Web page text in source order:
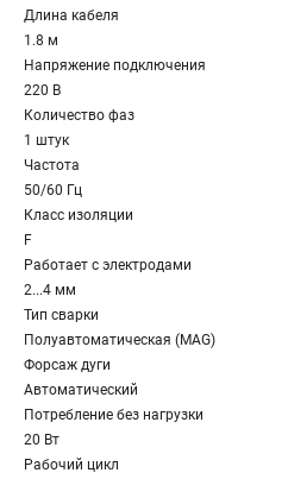
Длина кабеля
1.8 м
Напряжение подключения
220 В
Количество фаз
1 штук
Частота
50/60 Гц
Класс изоляции
F
Работает с электродами
2...4 мм
Тип сварки
Полуавтоматическая (MAG)
Форсаж дуги
Автоматический
Потребление без нагрузки
20 Вт
Рабочий цикл